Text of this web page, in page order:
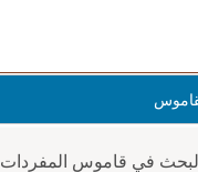
في قاموس المفردات